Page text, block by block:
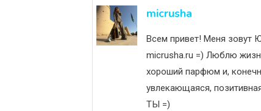
записямmicrusha
Всем привет! Меня зовут
micrusha.ru =) Люблю
хороший парфюм и,
увлекающаяся,
ТЫ =)